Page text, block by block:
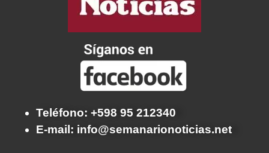
Teléfono: +598 95 212340
E-mail: info@semanarionoticias.net